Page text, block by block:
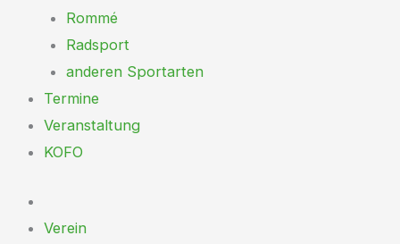
Rommé
Radsport
anderen Sportarten
Termine
Veranstaltung
KOFO
Verein